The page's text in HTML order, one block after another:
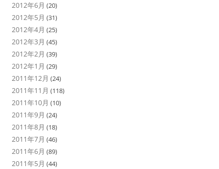
2012年6月 (20)
2012年5月 (31)
2012年4月 (25)
2012年3月 (45)
2012年2月 (39)
2012年1月 (29)
2011年12月 (24)
2011年11月 (118)
2011年10月 (10)
2011年9月 (24)
2011年8月 (18)
2011年7月 (46)
2011年6月 (89)
2011年5月 (44)